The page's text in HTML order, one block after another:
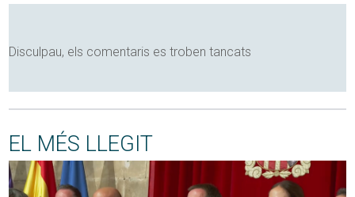
Disculpau, els comentaris es troben tancats
EL MÉS LLEGIT